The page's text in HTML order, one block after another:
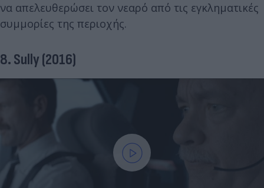
να απελευθερώσει τον νεαρό από τις εγκληματικές
συμμορίες της περιοχής.
8. Sully (2016)